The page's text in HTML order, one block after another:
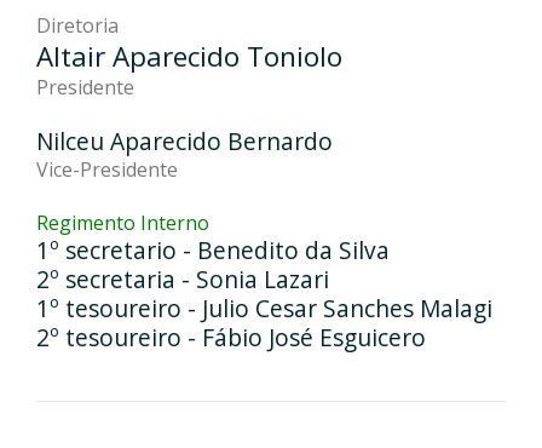
Diretoria
Altair Aparecido Toniolo
Presidente
Nilceu Aparecido Bernardo
Vice-Presidente
Regimento Interno
1º secretario - Benedito da Silva
2º secretaria - Sonia Lazari
1º tesoureiro - Julio Cesar Sanches Malagi
2º tesoureiro - Fábio José Esguicero